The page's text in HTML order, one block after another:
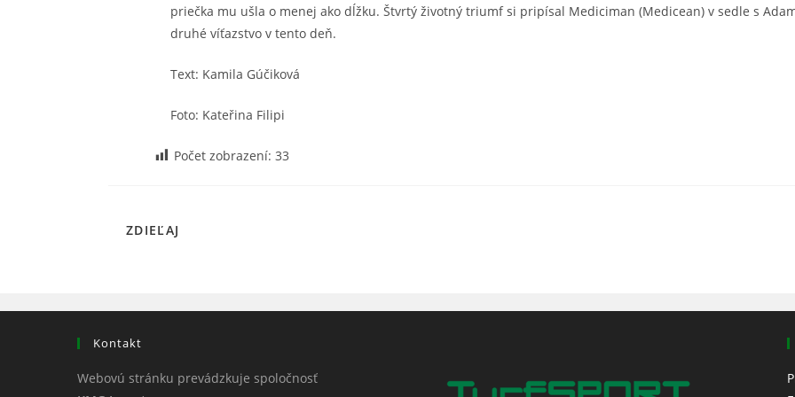
priečka mu ušla o menej ako dĺžku. Štvrtý životný triumf si pripísal Mediciman (Medicean) v sedle s
druhé víťazstvo v tento deň.
Text: Kamila Gúčiková
Foto: Kateřina Filipi
Počet zobrazení: 33
ZDIEĽAJ
Kontakt
Webovú stránku prevádzkuje spoločnosť